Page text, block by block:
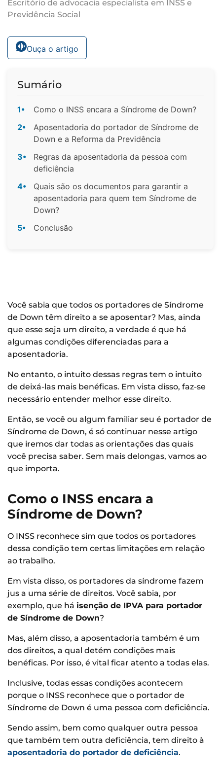
Escritório de advocacia especialista em INSS e
Previdência Social
Ouça o artigo
Sumário
1•
Como o INSS encara a Síndrome de Down?
2•
Aposentadoria do portador de Síndrome de
Down e a Reforma da Previdência
3•
Regras da aposentadoria da pessoa com
deficiência
4•
Quais são os documentos para garantir a
aposentadoria para quem tem Síndrome de
Down?
5•
Conclusão
Você sabia que todos os portadores de Síndrome
de Down têm direito a se aposentar? Mas, ainda
que esse seja um direito, a verdade é que há
algumas condições diferenciadas para a
aposentadoria.
No entanto, o intuito dessas regras tem o intuito
de deixá-las mais benéficas. Em vista disso, faz-se
necessário entender melhor esse direito.
Então, se você ou algum familiar seu é portador de
Síndrome de Down, é só continuar nesse artigo
que iremos dar todas as orientações das quais
você precisa saber. Sem mais delongas, vamos ao
que importa.
Como o INSS encara a
Síndrome de Down?
O INSS reconhece sim que todos os portadores
dessa condição tem certas limitações em relação
ao trabalho.
Em vista disso, os portadores da síndrome fazem
jus a uma série de direitos. Você sabia, por
exemplo, que há isenção de IPVA para portador
de Síndrome de Down?
Mas, além disso, a aposentadoria também é um
dos direitos, a qual detém condições mais
benéficas. Por isso, é vital ficar atento a todas elas.
Inclusive, todas essas condições acontecem
porque o INSS reconhece que o portador de
Síndrome de Down é uma pessoa com deficiência.
Sendo assim, bem como qualquer outra pessoa
que também tem outra deficiência, tem direito à
aposentadoria do portador de deficiência.